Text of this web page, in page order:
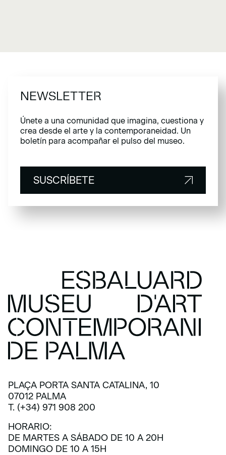
NEWSLETTER
Únete a una comunidad que imagina, cuestiona y
crea desde el arte y la contemporaneidad. Un
boletín para acompañar el pulso del museo.
SUSCRÍBETE
SUSCRÍBETE
PLAÇA PORTA SANTA CATALINA, 10
07012 PALMA
T. (+34) 971 908 200
HORARIO:
DE MARTES A SÁBADO DE 10 A 20H
DOMINGO DE 10 A 15H